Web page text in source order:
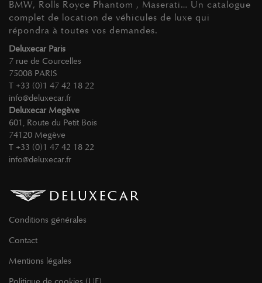
BMW, Rolls Royce Phantom , Maserati… Un catalogue
complet de location de véhicules de luxe qui
répondra à toutes vos demandes.
Deluxecar Paris
7 rue de Courcelles
75008 PARIS
T +33 (0)1 47 42 18 22
info@deluxecar.fr
Deluxecar Megève
601, Route du Petit Bois
74120 Megève
T +33 (0)1 47 42 18 22
info@deluxecar.fr
Conditions générales
Contact
Mentions légales